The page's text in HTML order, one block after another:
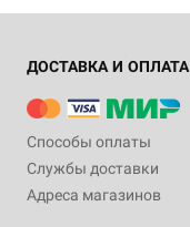
ДОСТАВКА И ОПЛАТА
Способы оплаты
Службы доставки
Адреса магазинов